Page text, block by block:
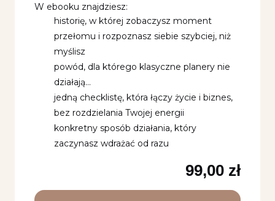
W ebooku znajdziesz:
historię, w której zobaczysz moment
przełomu i rozpoznasz siebie szybciej, niż
myślisz
powód, dla którego klasyczne planery nie
działają…
jedną checklistę, która łączy życie i biznes,
bez rozdzielania Twojej energii
konkretny sposób działania, który
zaczynasz wdrażać od razu
99,00 zł